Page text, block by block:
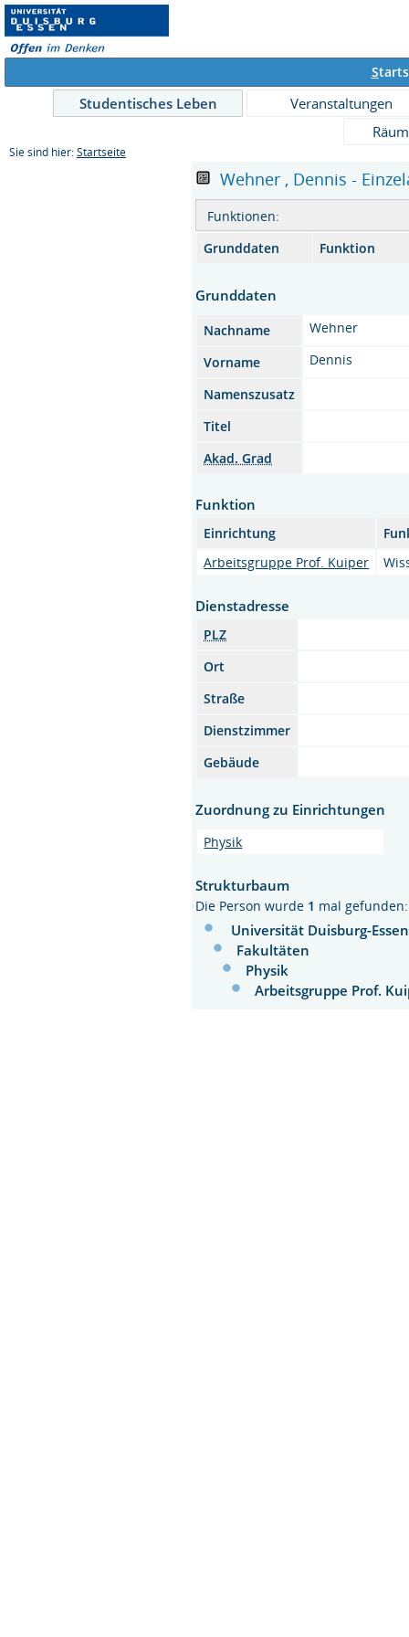
S
Studentisches Leben
Veranstaltungen
Sie sind hier: Startseite
Wehner , Dennis -
Funktionen:
Grunddaten
Funktion
Grunddaten
Nachname
Wehner
Vorname
Dennis
Namenszusatz
Titel
Akad. Grad
Funktion
Einrichtung
Arbeitsgruppe Prof. Kuiper
Dienstadresse
PLZ
Ort
Straße
Dienstzimmer
Gebäude
Zuordnung zu Einrichtungen
Physik
Strukturbaum
Die Person wurde 1 mal gefunden:
Universität Duisburg-Essen
Fakultäten
Physik
Arbeitsgruppe Prof.